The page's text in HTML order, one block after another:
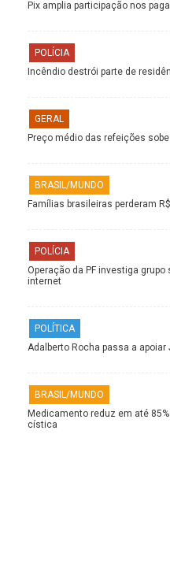
Pix amplia participação nos
POLÍCIA
Incêndio destrói parte de
GERAL
Preço médio das refeições
BRASIL/MUNDO
Famílias brasileiras perderam
POLÍCIA
Operação da PF investiga
internet
POLÍTICA
Adalberto Rocha passa a
BRASIL/MUNDO
Medicamento reduz em até
cística